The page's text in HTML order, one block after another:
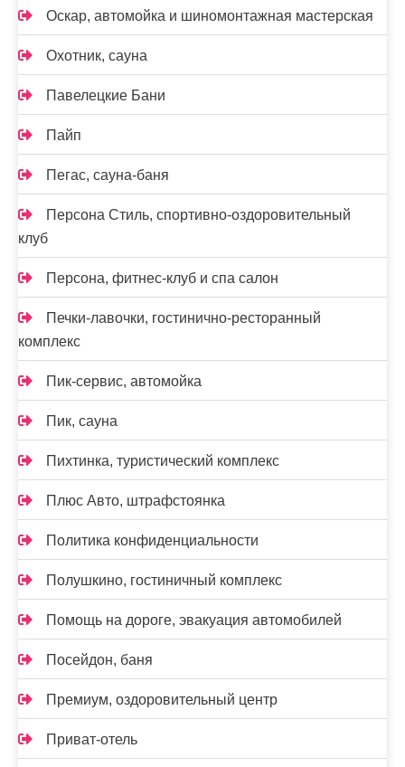
Оскар, автомойка и шиномонтажная мастерская
Охотник, сауна
Павелецкие Бани
Пайп
Пегас, сауна-баня
Персона Стиль, спортивно-оздоровительный
клуб
Персона, фитнес-клуб и спа салон
Печки-лавочки, гостинично-ресторанный
комплекс
Пик-сервис, автомойка
Пик, сауна
Пихтинка, туристический комплекс
Плюс Авто, штрафстоянка
Политика конфиденциальности
Полушкино, гостиничный комплекс
Помощь на дороге, эвакуация автомобилей
Посейдон, баня
Премиум, оздоровительный центр
Приват-отель